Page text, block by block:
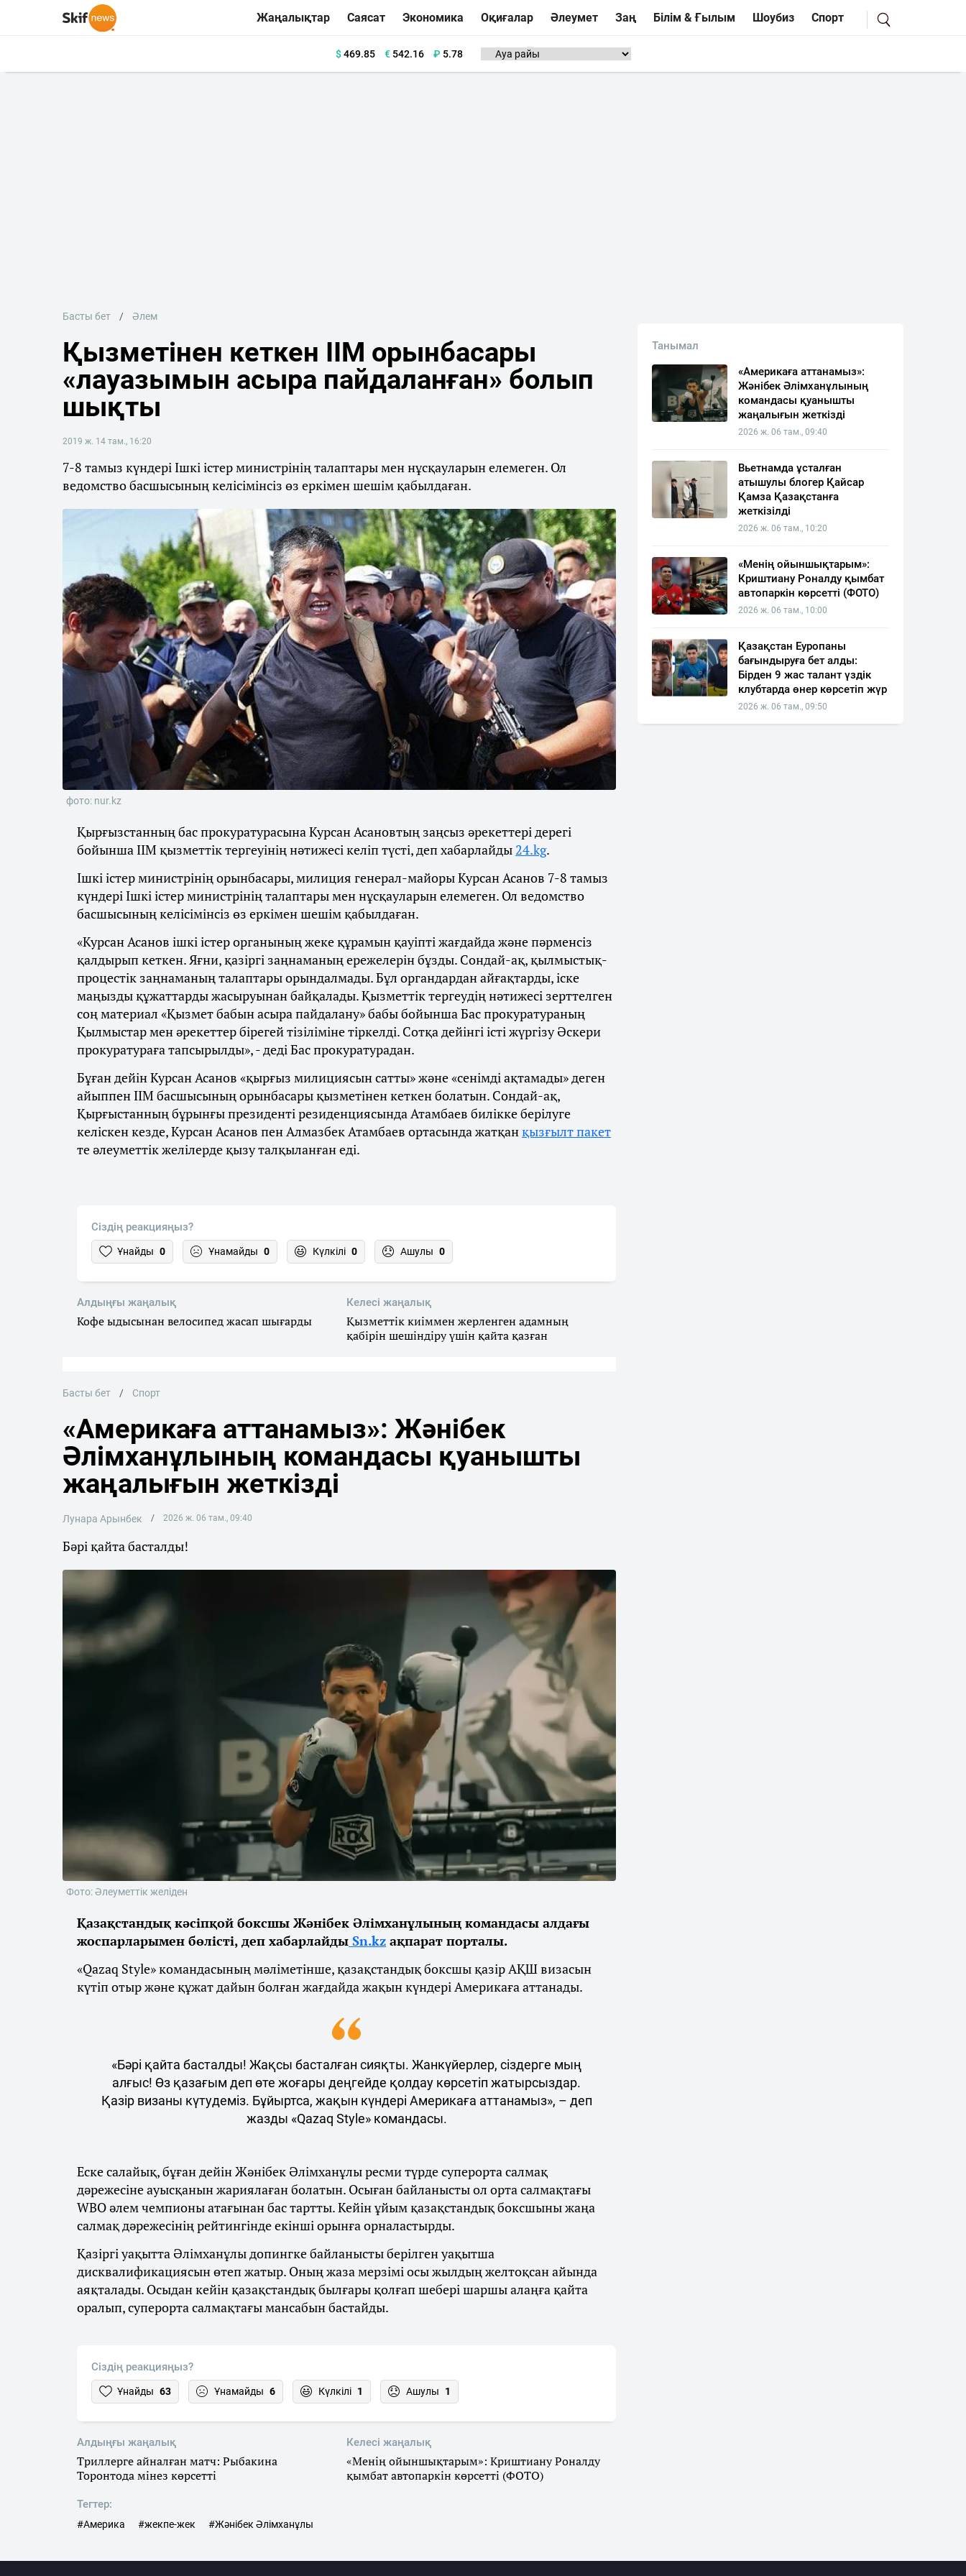
Жаңалықтар Саясат Экономика Оқиғалар Әлеумет Заң Білім & Ғылым Шоубиз Спорт
$469.85 €542.16 ₽ 5.78
Басты бет Әлем
Қызметінен кеткен ІІМ орынбасары
«лауазымын асыра пайдаланған» болып
шықты
2019 ж. 14 там., 16:20
7-8 тамыз күндері Ішкі істер министрінің талаптары мен нұсқауларын елемеген. Ол
ведомство басшысының келісімінсіз өз еркімен шешім қабылдаған.
фото: nur.kz
Қырғызстанның бас прокуратурасына Курсан Асановтың заңсыз әрекеттері дерегі
бойынша ІІМ қызметтік тергеуінің нәтижесі келіп түсті, деп хабарлайды 24.kg.
Ішкі істер министрінің орынбасары, милиция генерал-майоры Курсан Асанов 7-8 тамыз
күндері Ішкі істер министрінің талаптары мен нұсқауларын елемеген. Ол ведомство
басшысының келісімінсіз өз еркімен шешім қабылдаған.
«Курсан Асанов ішкі істер органының жеке құрамын қауіпті жағдайда және пәрменсіз
қалдырып кеткен. Яғни, қазіргі заңнаманың ережелерін бұзды. Сондай-ақ, қылмыстық-
процестік заңнаманың талаптары орындалмады. Бұл органдардан айғақтарды, іске
маңызды құжаттарды жасыруынан байқалады. Қызметтік тергеудің нәтижесі зерттелген
соң материал «Қызмет бабын асыра пайдалану» бабы бойынша Бас прокуратураның
Қылмыстар мен әрекеттер бірегей тізіліміне тіркелді. Сотқа дейінгі істі жүргізу Әскери
прокуратураға тапсырылды», - деді Бас прокуратурадан.
Бұған дейін Курсан Асанов «қырғыз милициясын сатты» және «сенімді ақтамады» деген
айыппен ІІМ басшысының орынбасары қызметінен кеткен болатын. Сондай-ақ,
Қырғыстанның бұрынғы президенті резиденциясында Атамбаев билікке берілуге
келіскен кезде, Курсан Асанов пен Алмазбек Атамбаев ортасында жатқанқызғылт пакет
те әлеуметтік желілерде қызу талқыланған еді.
Сіздің реакцияңыз?
Ұнайды 0 Ұнамайды 0 Күлкілі 0 Ашулы 0
Алдыңғы жаңалық
Кофе ыдысынан велосипед жасап шығарды
Келесі жаңалық
Қызметтік киіммен жерленген адамның
қабірін шешіндіру үшін қайта қазған
Басты бет Спорт
«Америкаға аттанамыз»: Жәнібек
Әлімханұлының командасы қуанышты
жаңалығын жеткізді
Лунара Арынбек 2026 ж. 06 там., 09:40
Бәрі қайта басталды!
Фото: Әлеуметтік желіден
Қазақстандық кәсіпқой боксшы Жәнібек Әлімханұлының командасы алдағы
жоспарларымен бөлісті, деп хабарлайды Sn.kz ақпарат порталы.
«Qazaq Style» командасының мәліметінше, қазақстандық боксшы қазір АҚШ визасын
күтіп отыр және құжат дайын болған жағдайда жақын күндері Америкаға аттанады.
«Бәрі қайта басталды! Жақсы басталған сияқты. Жанкүйерлер, сіздерге мың
алғыс! Өз қазағым деп өте жоғары деңгейде қолдау көрсетіп жатырсыздар.
Қазір визаны күтудеміз. Бұйыртса, жақын күндері Америкаға аттанамыз», – деп
жазды «Qazaq Style» командасы.
Еске салайық, бұған дейін Жәнібек Әлімханұлы ресми түрде суперорта салмақ
дәрежесіне ауысқанын жариялаған болатын. Осыған байланысты ол орта салмақтағы
WBO әлем чемпионы атағынан бас тартты. Кейін ұйым қазақстандық боксшыны жаңа
салмақ дәрежесінің рейтингінде екінші орынға орналастырды.
Қазіргі уақытта Әлімханұлы допингке байланысты берілген уақытша
дисквалификациясын өтеп жатыр. Оның жаза мерзімі осы жылдың желтоқсан айында
аяқталады. Осыдан кейін қазақстандық былғары қолғап шебері шаршы алаңға қайта
оралып, суперорта салмақтағы мансабын бастайды.
Сіздің реакцияңыз?
Ұнайды 63 Ұнамайды 6 Күлкілі 1 Ашулы 1
Алдыңғы жаңалық
Триллерге айналған матч: Рыбакина
Торонтода мінез көрсетті
Келесі жаңалық
«Менің ойыншықтарым»: Криштиану Роналду
қымбат автопаркін көрсетті (ФОТО)
Тегтер:
#Америка #жекпе-жек #Жәнібек Әлімханұлы
Танымал
«Америкаға аттанамыз»:
Жәнібек Әлімханұлының
командасы қуанышты
жаңалығын жеткізді
2026 ж. 06 там., 09:40
Вьетнамда ұсталған
атышулы блогер Қайсар
Қамза Қазақстанға
жеткізілді
2026 ж. 06 там., 10:20
«Менің ойыншықтарым»:
Криштиану Роналду қымбат
автопаркін көрсетті (ФОТО)
2026 ж. 06 там., 10:00
Қазақстан Еуропаны
бағындыруға бет алды:
Бірден 9 жас талант үздік
клубтарда өнер көрсетіп жүр
2026 ж. 06 там., 09:50